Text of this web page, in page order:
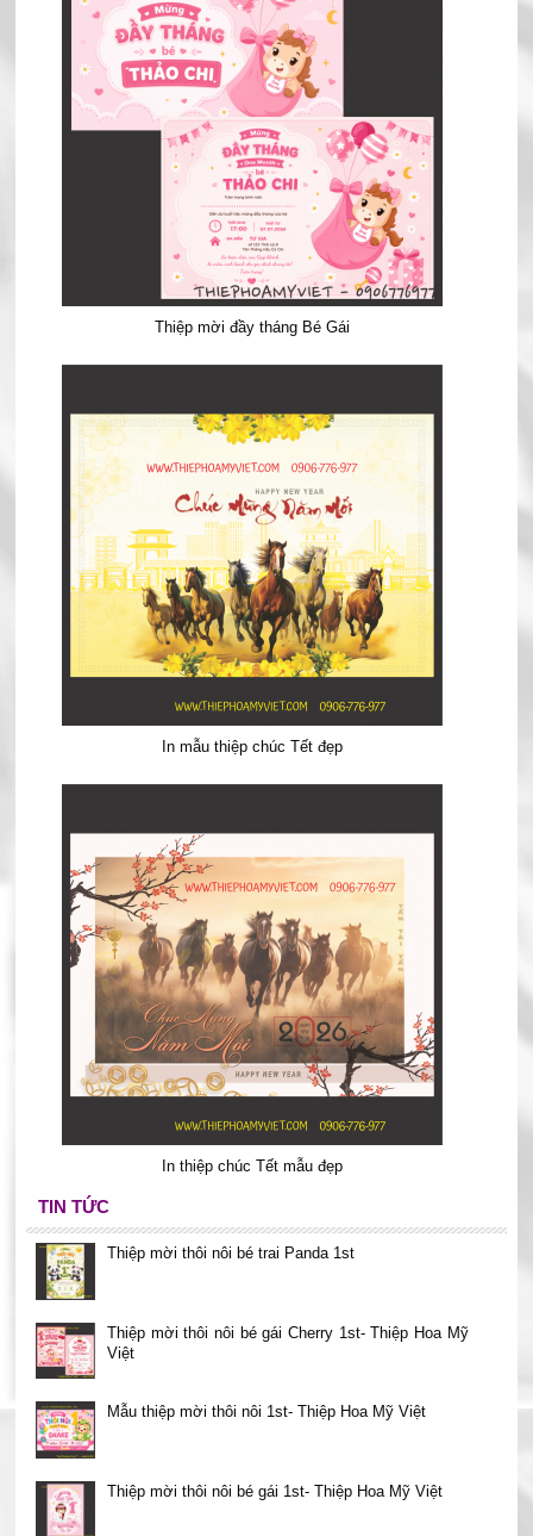
Thiệp mời đầy tháng Bé Gái
In mẫu thiệp chúc Tết đẹp
In thiệp chúc Tết mẫu đẹp
TIN TỨC
Thiệp mời thôi nôi bé trai Panda 1st
Thiệp mời thôi nôi bé gái Cherry 1st- Thiệp Hoa Mỹ
Việt
Mẫu thiệp mời thôi nôi 1st- Thiệp Hoa Mỹ Việt
Thiệp mời thôi nôi bé gái 1st- Thiệp Hoa Mỹ Việt